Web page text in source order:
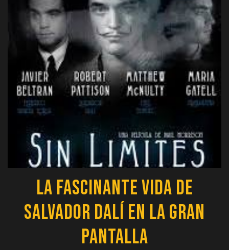
La Fascinante Vida de
Salvador Dalí en la Gran
Pantalla